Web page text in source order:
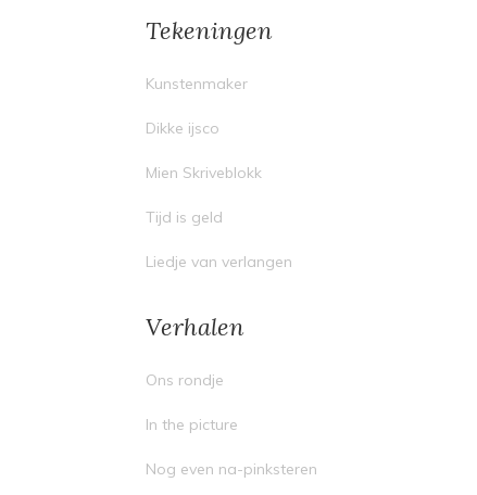
Tekeningen
Kunstenmaker
Dikke ijsco
Mien Skriveblokk
Tijd is geld
Liedje van verlangen
Verhalen
Ons rondje
In the picture
Nog even na-pinksteren